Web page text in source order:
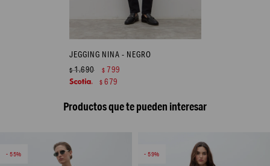
JEGGING NINA - NEGRO
$1.690 $ 799
$ 679
Productos que te pueden interesar
55 59